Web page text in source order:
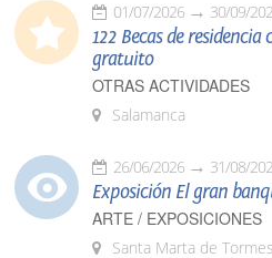
01/07/2026 30/09/
122 Becas de
gratuito
OTRAS ACTIVIDADES
Salamanca
26/06/2026 31/08/
Exposición El gran
ARTE / EXPOSICIONES
Santa Marta de Tormes